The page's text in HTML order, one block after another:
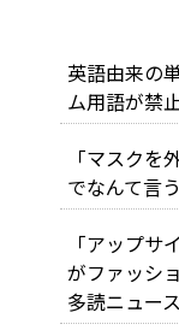
英語由来の
ム用語が禁
「マスク
でなんて言
「アップサ
がファッシ
多読ニュース